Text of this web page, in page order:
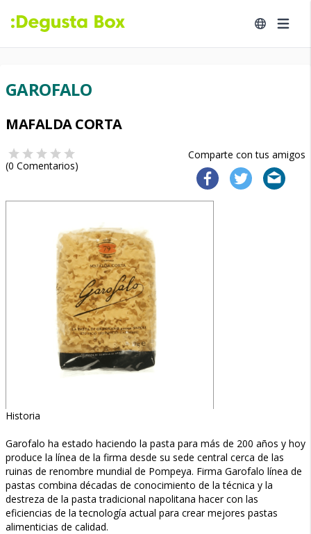
GAROFALO
MAFALDA CORTA
Comparte con tus amigos
(0 Comentarios)
Historia
Garofalo ha estado haciendo la pasta para más de 200 años y hoy
produce la línea de la firma desde su sede central cerca de las
ruinas de renombre mundial de Pompeya. Firma Garofalo línea de
pastas combina décadas de conocimiento de la técnica y la
destreza de la pasta tradicional napolitana hacer con las
eficiencias de la tecnología actual para crear mejores pastas
alimenticias de calidad.